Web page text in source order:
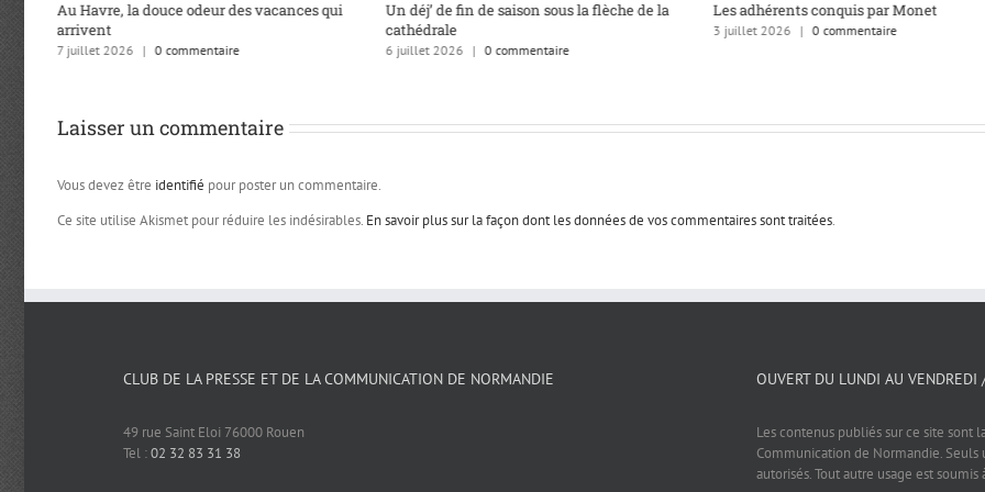
Au Havre, la douce odeur des vacances qui
arrivent
7 juillet 2026 | 0 commentaire
Un déj’ de fin de saison sous la flèche de la
cathédrale
6 juillet 2026 | 0 commentaire
Les adhérents conquis par Monet
3 juillet 2026 | 0 commentaire
Laisser un commentaire
Vous devez être identifié pour poster un commentaire.
Ce site utilise Akismet pour réduire les indésirables. En savoir plus sur la façon dont les données de vos commentaires sont traitées.
CLUB DE LA PRESSE ET DE LA COMMUNICATION DE NORMANDIE
49 rue Saint Eloi 76000 Rouen
Tel :02 32 83 31 38
OUVERT DU LUNDI AU
Les contenus publiés sur ce site sont
Communication de Normandie.
autorisés. Tout autre usage est